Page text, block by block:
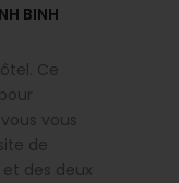
BINH
Ce
vous
de
des deux